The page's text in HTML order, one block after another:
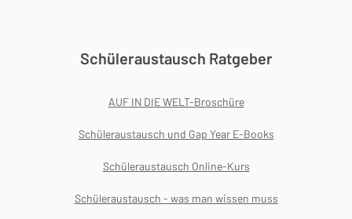
Schüleraustausch Ratgeber
AUF IN DIE WELT-Broschüre
Schüleraustausch und Gap Year E-Books
Schüleraustausch Online-Kurs
Schüleraustausch - was man wissen muss